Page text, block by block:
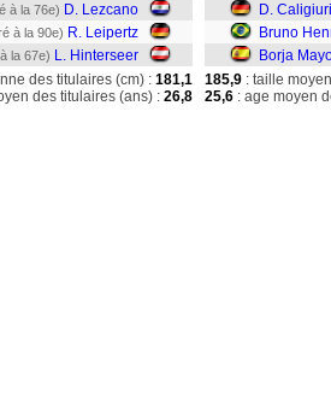
à la 76e) D. Lezcano
à la 90e) R. Leipertz
la 67e) L. Hinterseer
D. Caligiuri
Bruno
Borja
des titulaires (cm) : 181,1
des titulaires (ans) : 26,8
185,9 : taille
25,6 : age moyen